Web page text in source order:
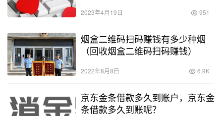
2023年4月19日 951
烟盒二维码扫码赚钱有多少种烟
（回收烟盒二维码扫码赚钱）
2022年8月8日 6.9K
京东金条借款多久到账户，京东金
条借款多久到账呢？